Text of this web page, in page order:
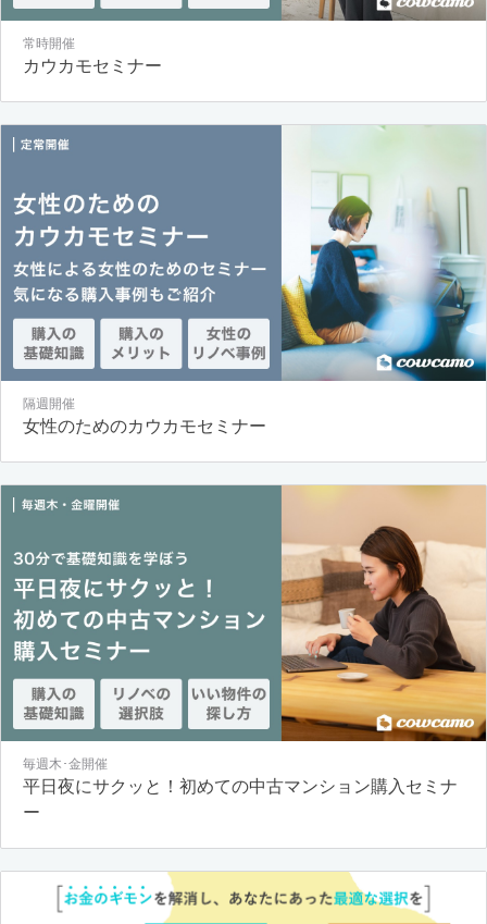
常時開催
カウカモセミナー
隔週開催
女性のためのカウカモセミナー
毎週木･金開催
平日夜にサクッと！初めての中古マンション購入セミナ
ー